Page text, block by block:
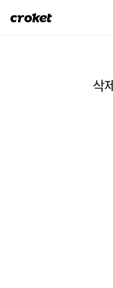
크
삭